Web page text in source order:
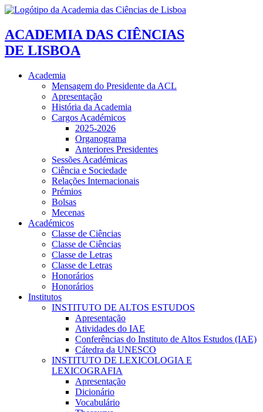
ACADEMIA DAS CIÊNCIAS
DE LISBOA
Academia
Mensagem do Presidente da ACL
Apresentação
História da Academia
Cargos Académicos
2025-2026
Organograma
Anteriores Presidentes
Sessões Académicas
Ciência e Sociedade
Relações Internacionais
Prémios
Bolsas
Mecenas
Académicos
Classe de Ciências
Classe de Ciências
Classe de Letras
Classe de Letras
Honorários
Honorários
Institutos
INSTITUTO DE ALTOS ESTUDOS
Apresentação
Atividades do IAE
Conferências do Instituto de Altos Estudos (IAE)
Cátedra da UNESCO
INSTITUTO DE LEXICOLOGIA E
LEXICOGRAFIA
Apresentação
Dicionário
Vocabulário